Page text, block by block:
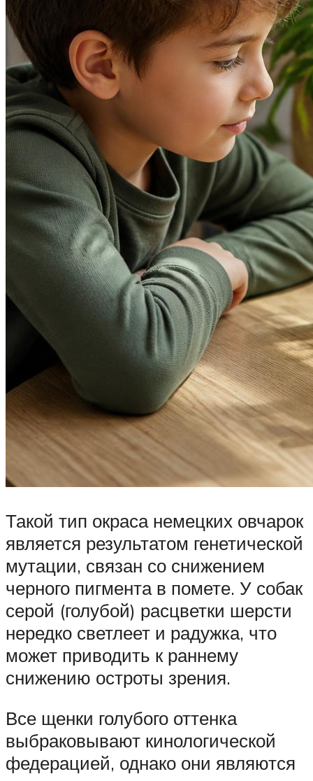
Такой тип окраса немецких овчарок
является результатом генетической
мутации, связан со снижением
черного пигмента в помете. У собак
серой (голубой) расцветки шерсти
нередко светлеет и радужка, что
может приводить к раннему
снижению остроты зрения.
Все щенки голубого оттенка
выбраковывают кинологической
федерацией, однако они являются